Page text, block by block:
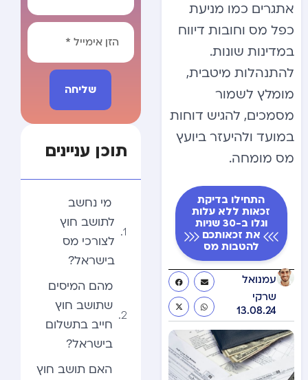
אתגרים כמו מניעת
כפל מס וחובות דיווח
במדינות שונות.
להתנהלות מיטבית,
מומלץ לשמור
מסמכים, להגיש דוחות
במועד ולהיעזר ביועץ
מס מומחה.
התחילו בדיקת
זכאות ללא עלות
וגלו ב-30 שניות
את זכאותכם
להטבות מס
עמנואל
שרקי
13.08.24
שליחה
Alternative:
תוכן עניינים
​ ​מי נחשב
לתושב חוץ
לצורכי מס
בישראל?
מהם המיסים
שתושב חוץ
חייב בתשלום
בישראל?
האם תושב חוץ